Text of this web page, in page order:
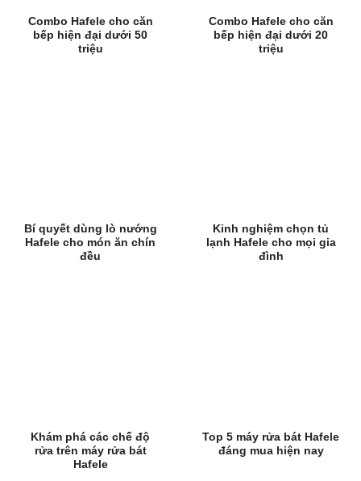
Combo Hafele cho căn
bếp hiện đại dưới 50
triệu
Combo Hafele cho căn
bếp hiện đại dưới 20
triệu
Bí quyết dùng lò nướng
Hafele cho món ăn chín
đều
Kinh nghiệm chọn tủ
lạnh Hafele cho mọi gia
đình
Khám phá các chế độ
rửa trên máy rửa bát
Hafele
Top 5 máy rửa bát Hafele
đáng mua hiện nay